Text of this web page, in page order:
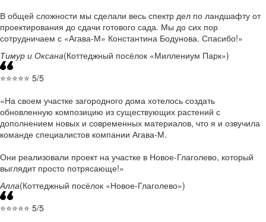
В общей сложности мы сделали весь спектр дел по ландшафту от
проектирования до сдачи готового сада. Мы до сих пор
сотрудничаем с «Агава-М» Константина Бодунова. Спасибо!
Тимур и Оксана(Коттеджный посёлок «Миллениум Парк»)
⭐⭐⭐⭐⭐ 5/5
На своем участке загородного дома хотелось создать
обновленную композицию из существующих растений с
дополнением новых и современных материалов, что я и озвучила
команде специалистов компании Агава-М.
Они реализовали проект на участке в Новое-Глаголево, который
выглядит просто потрясающе!
Алла(Коттеджный посёлок «Новое-Глаголево»)
⭐⭐⭐⭐⭐ 5/5